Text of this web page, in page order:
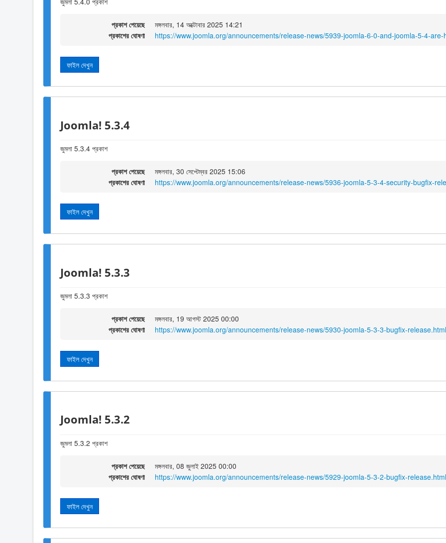
প্রকাশ পেয়েছে
মঙ্গলবার, 14 অক্টোবার 2025 14:21
প্রকাশের ঘোষণা
https://www.joomla.org/announcements/release-news/5939-joomla-6-0-and-joomla-5-4-are-
ফাইল দেখুন
Joomla! 5.3.4
জুমলা 5.3.4 প্রকাশ
প্রকাশ পেয়েছে
মঙ্গলবার, 30 সেপ্টেম্বর 2025 15:06
প্রকাশের ঘোষণা
https://www.joomla.org/announcements/release-news/5936-joomla-5-3-4-security-bugfix-
ফাইল দেখুন
Joomla! 5.3.3
জুমলা 5.3.3 প্রকাশ
প্রকাশ পেয়েছে
মঙ্গলবার, 19 আগস্ট 2025 00:00
প্রকাশের ঘোষণা
https://www.joomla.org/announcements/release-news/5930-joomla-5-3-3-bugfix-release.html
ফাইল দেখুন
Joomla! 5.3.2
জুমলা 5.3.2 প্রকাশ
প্রকাশ পেয়েছে
মঙ্গলবার, 08 জুলাই 2025 00:00
প্রকাশের ঘোষণা
https://www.joomla.org/announcements/release-news/5929-joomla-5-3-2-bugfix-release.html
ফাইল দেখুন